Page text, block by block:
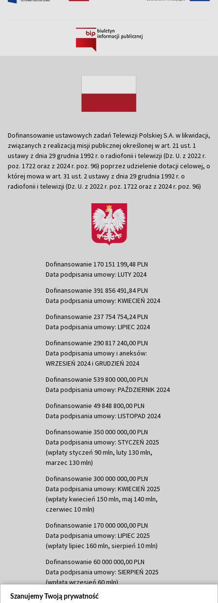
Dofinansowanie ustawowych zadań Telewizji Polskiej S.A. w likwidacji,
związanych z realizacją misji publicznej określonej w art. 21 ust. 1
ustawy z dnia 29 grudnia 1992 r. o radiofonii i telewizji (Dz. U. z 2022 r.
poz. 1722 oraz z 2024 r. poz. 96) poprzez udzielenie dotacji celowej, o
której mowa w art. 31 ust. 2 ustawy z dnia 29 grudnia 1992 r. o
radiofonii i telewizji (Dz. U. z 2022 r. poz. 1722 oraz z 2024 r. poz. 96)
Dofinansowanie 170 151 199,48 PLN
Data podpisania umowy: LUTY 2024
Dofinansowanie 391 856 491,84 PLN
Data podpisania umowy: KWIECIEŃ 2024
Dofinansowanie 237 754 754,24 PLN
Data podpisania umowy: LIPIEC 2024
Dofinansowanie 290 817 240,00 PLN
Data podpisania umowy i aneksów:
WRZESIEŃ 2024 i GRUDZIEŃ 2024
Dofinansowanie 539 800 000,00 PLN
Data podpisania umowy: PAŹDZIERNIK 2024
Dofinansowanie 49 848 800,00 PLN
Data podpisania umowy: LISTOPAD 2024
Dofinansowanie 350 000 000,00 PLN
Data podpisania umowy: STYCZEŃ 2025
(wpłaty styczeń 90 mln, luty 130 mln,
marzec 130 mln)
Dofinansowanie 300 000 000,00 PLN
Data podpisania umowy: KWIECIEŃ 2025
(wpłaty kwiecień 150 mln, maj 140 mln,
czerwiec 10 mln)
Dofinansowanie 170 000 000,00 PLN
Data podpisania umowy: LIPIEC 2025
(wpłaty lipiec 160 mln, sierpień 10 mln)
Dofinansowanie 60 000 000,00 PLN
Data podpisania umowy: SIERPIEŃ 2025
(wpłata wrzesień 60 mln)
Dofinansowanie 635 783 051,21 PLN
Szanujemy Twoją prywatność